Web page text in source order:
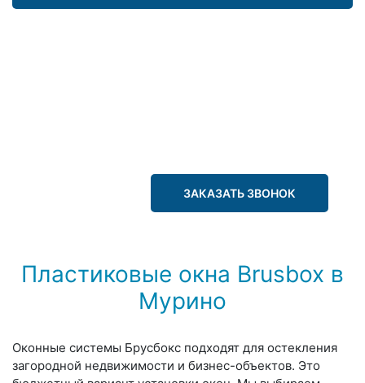
ЗАКАЗАТЬ ЗВОНОК
Пластиковые окна Brusbox в
Мурино
Оконные системы Брусбокс подходят для остекления
загородной недвижимости и бизнес-объектов. Это